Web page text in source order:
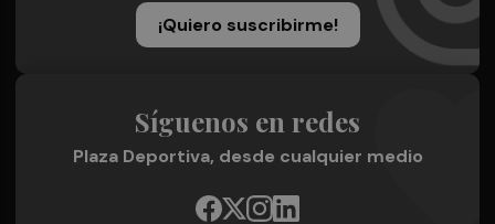
¡Quiero suscribirme!
Síguenos en redes
Plaza Deportiva, desde cualquier medio